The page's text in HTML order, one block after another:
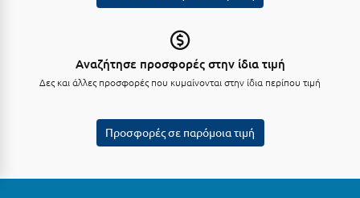
Λαγκάδια
Λασίθι
Αναζήτησε προσφορές στην ίδια τιμή
Δες και άλλες προσφορές που κυμαίνονται στην ίδια περίπου τιμή
Προσφορές σε παρόμοια τιμή